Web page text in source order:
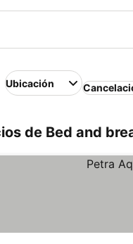
Ubicación
de Bed and